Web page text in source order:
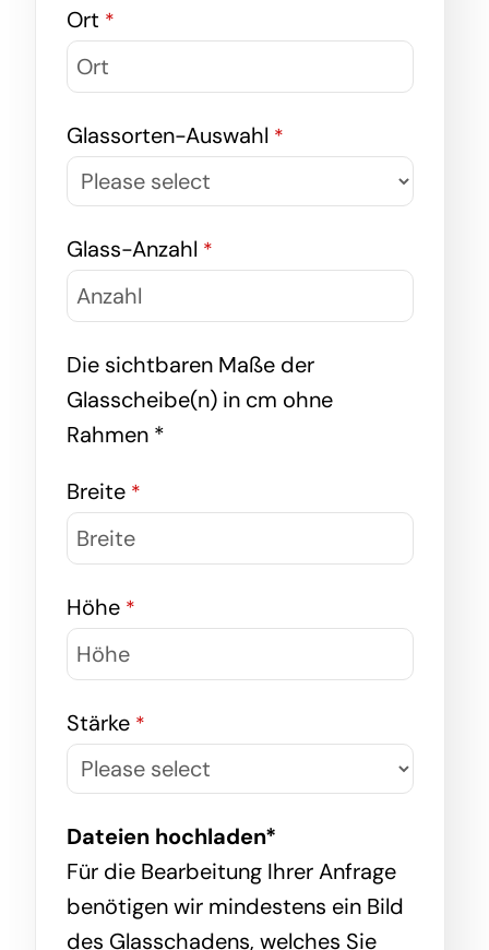
Ort *
Glassorten-Auswahl *
Glass-Anzahl *
Die sichtbaren Maße der
Glasscheibe(n) in cm ohne
Rahmen *
Breite *
Höhe *
Stärke *
Dateien hochladen*
Für die Bearbeitung Ihrer Anfrage
benötigen wir mindestens ein Bild
des Glasschadens, welches Sie